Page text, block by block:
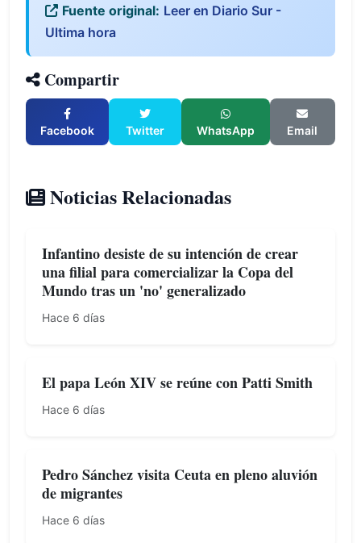
Fuente original: Leer en Diario Sur -
Ultima hora
Compartir
Facebook Twitter WhatsApp Email
Noticias Relacionadas
Infantino desiste de su intención de crear
una filial para comercializar la Copa del
Mundo tras un 'no' generalizado
Hace 6 días
El papa León XIV se reúne con Patti Smith
Hace 6 días
Pedro Sánchez visita Ceuta en pleno aluvión
de migrantes
Hace 6 días